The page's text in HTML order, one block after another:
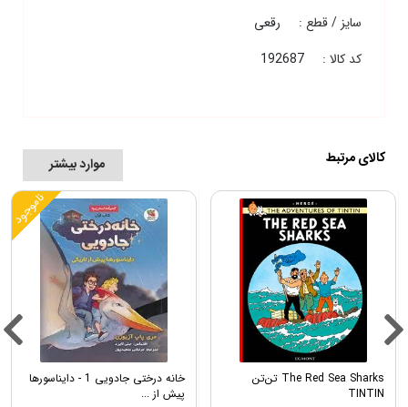
سایز / قطع : رقعی
کد کالا : 192687
کالای مرتبط موارد بیشتر
The Red Sea Sharks تن‌تن
TINTIN
ناموجود
خانه درختی جادویی 1 - دایناسورها
پیش از ...